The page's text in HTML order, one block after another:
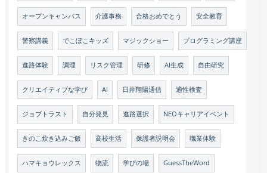
オープンキャンパス 介護事務 合格おめでとう 安全教育
警察講義 でこぼこキッズ マジックショー プログラミング講座
進路体験 調理 リスク管理 研修 AI生成 自由研究
クリエイティブな学び AI 日井翔陽通信 適性検査
ジョブトラスト 自分発見 進路選択 NEOキャリアイベント
きのこ炊き込みご飯 高校生活 保護者説明会 職業体験
ハマキョウレックス 物流 学びの場 GuessTheWord